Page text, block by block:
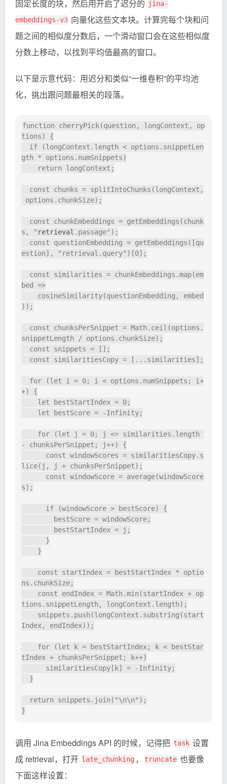
固定长度的块，然后用开启了迟分的 jina-
embeddings-v3 向量化这些文本块。计算完每个块和问
题之间的相似度分数后，一个滑动窗口会在这些相似度
分数上移动，以找到平均值最高的窗口。
以下是示意代码：用迟分和类似“一维卷积”的平均池
化，挑出跟问题最相关的段落。
function cherryPick(question, longContext, op
tions) {
if (longContext.length < options.snippetLen
gth * options.numSnippets)
return longContext;
const chunks = splitIntoChunks(longContext,
options.chunkSize);
const chunkEmbeddings = getEmbeddings(chunk
s, " retrieval .passage");
const questionEmbedding = getEmbeddings([qu
estion], "retrieval.query")[0];
const similarities = chunkEmbeddings.map(em
bed =>
cosineSimilarity(questionEmbedding, embed
));
const chunksPerSnippet = Math.ceil(options.
snippetLength / options.chunkSize);
const snippets = [];
const similaritiesCopy = [...similarities];
for (let i = 0; i < options.numSnippets; i+
+) {
let bestStartIndex = 0;
let bestScore = -Infinity;
for (let j = 0; j <= similarities.length
- chunksPerSnippet; j++) {
const windowScores = similaritiesCopy.s
lice(j, j + chunksPerSnippet);
const windowScore = average(windowScore
s);
if (windowScore > bestScore) {
bestScore = windowScore;
bestStartIndex = j;
}
}
const startIndex = bestStartIndex * optio
ns.chunkSize;
const endIndex = Math.min(startIndex + op
tions.snippetLength, longContext.length);
snippets.push(longContext.substring(start
Index, endIndex));
for (let k = bestStartIndex; k < bestStar
tIndex + chunksPerSnippet; k++)
similaritiesCopy[k] = -Infinity;
}
return snippets.join("\n\n");
调用 Jina Embeddings API 的时候，记得把 task 设置
成 retrieval，打开 late_chunking ， truncate 也要像
下面这样设置：